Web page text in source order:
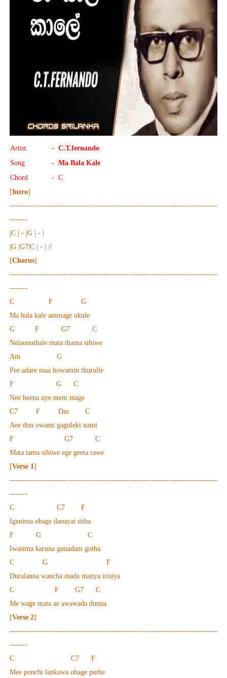
Artist - C.T.fernando
Song
- Ma Bala Kale
Chord
- C
[Intro]
----------------------------------------------------------------------------------
-------
|C | - |G | - |
|G |G7|C | - | //
[Chorus]
----------------------------------------------------------------------------------
-------
C F G
Ma bala kale ammage ukule
G F G7 C
Nelaunuthale mata thama sihiwe
Am G
Pee adare maa howamin thurulle
F G C
Nee heena uye meni mage
C7 F Dm C
Aee dun owami gaguleki nami
F G7 C
Mata tama sihiwe ege geeta rawe
[Verse 1]
----------------------------------------------------------------------------------
-------
C C7 F
Igenima obage danayai sitha
F G C
Iwasima karuna gunadam gotha
C G F
Duralanna wancha mada manya irisiya
C F G7 C
Me wage mata ae awawada dunna
[Verse 2]
----------------------------------------------------------------------------------
-------
C C7 F
Mee punchi lankawa obage puthe